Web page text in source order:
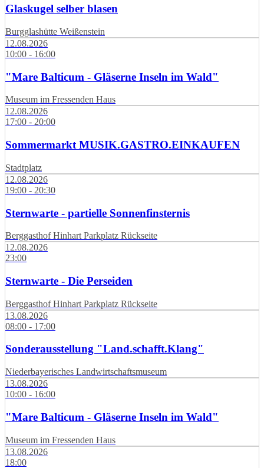
Glaskugel selber blasen
Burgglashütte Weißenstein
12.08.2026
10:00 - 16:00
"Mare Balticum - Gläserne Inseln im Wald"
Museum im Fressenden Haus
12.08.2026
17:00 - 20:00
Sommermarkt MUSIK.GASTRO.EINKAUFEN
Stadtplatz
12.08.2026
19:00 - 20:30
Sternwarte - partielle Sonnenfinsternis
Berggasthof Hinhart Parkplatz Rückseite
12.08.2026
23:00
Sternwarte - Die Perseiden
Berggasthof Hinhart Parkplatz Rückseite
13.08.2026
08:00 - 17:00
Sonderausstellung "Land.schafft.Klang"
Niederbayerisches Landwirtschaftsmuseum
13.08.2026
10:00 - 16:00
"Mare Balticum - Gläserne Inseln im Wald"
Museum im Fressenden Haus
13.08.2026
18:00